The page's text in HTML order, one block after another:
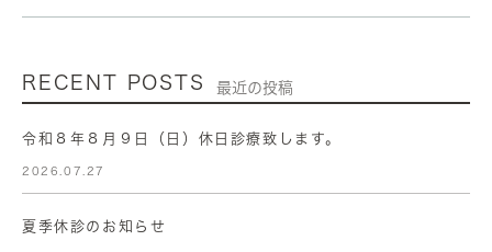
RECENT POSTS 最近の投稿
令和８年８月９日（日）休日診療致します。
2026.07.27
夏季休診のお知らせ